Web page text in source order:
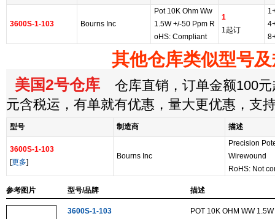
3600S-1-103 Bourns Inc
Pot 10K Ohm Ww
1.5W +/-50 Ppm R
oHS: Compliant
1
1起订
其他仓库类似型号
美国2号仓库 仓库直销，订单金额100元
元含税运，有单就有优惠，量大更优惠，支
型号 制造商 描述
3600S-1-103
[更多]
Bourns Inc
Precision
Wirewound
RoHS: Not
参考图片 型号/品牌 描述
3600S-1-103
POT 10K OHM WW